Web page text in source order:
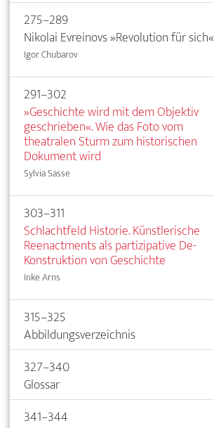
275–289
Nikolai Evreinovs »Revolution für sich«
Igor Chubarov
291–302
»Geschichte wird mit dem Objektiv
geschrieben«. Wie das Foto vom
theatralen Sturm zum historischen
Dokument wird
Sylvia Sasse
303–311
Schlachtfeld Historie. Künstlerische
Reenactments als partizipative De-
Konstruktion von Geschichte
Inke Arns
315–325
Abbildungsverzeichnis
327–340
Glossar
341–344